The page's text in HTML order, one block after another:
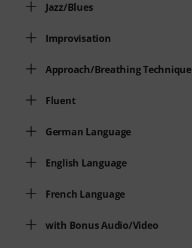
Jazz/Blues
Improvisation
Approach/Breathing Technique
Fluent
German Language
English Language
French Language
with Bonus Audio/Video